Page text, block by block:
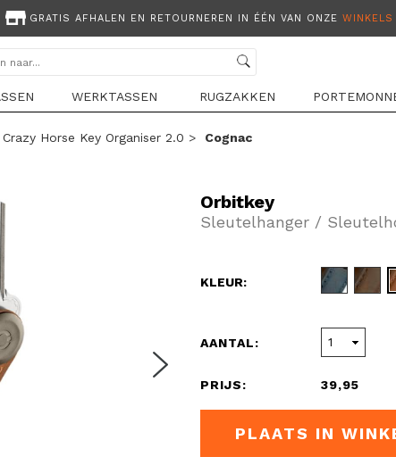
GRATIS AFHALEN EN RETOURNEREN IN ÉÉN VAN ONZE WINKELS
WERKTASSEN RUGZAKKEN
Crazy Horse Key Organiser 2.0 > Cognac
Orbitkey
Sleutelhanger /
KLEUR:
AANTAL:
PRIJS: 39,95
PLAATS IN